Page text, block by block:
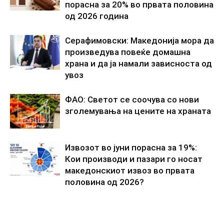
порасна за 20% во првата половина
од 2026 година
Серафимовски: Македонија мора да
произведува повеќе домашна
храна и да ја намали зависноста од
увоз
ФАО: Светот се соочува со нови
зголемувања на цените на храната
Извозот во јуни порасна за 19%:
Кои производи и пазари го носат
македонскиот извоз во првата
половина од 2026?